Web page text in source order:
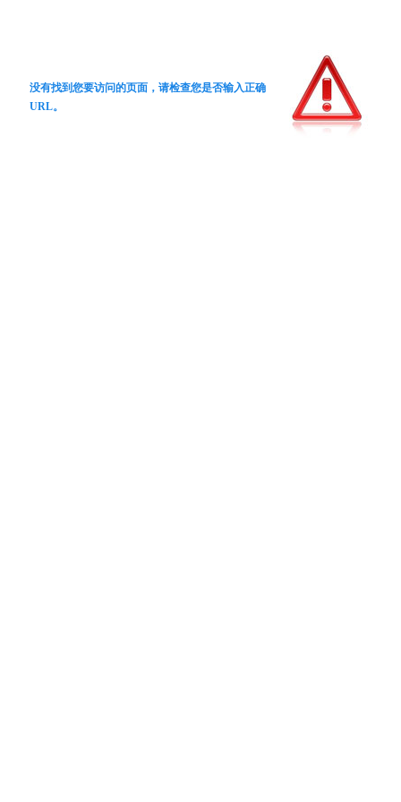
没有找到您要访问的页面，请检查您是否输入正确
URL。